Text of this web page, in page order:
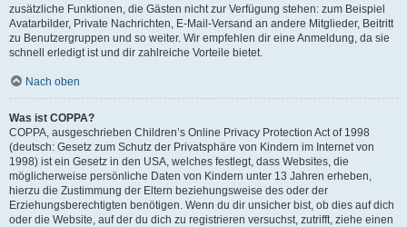
zusätzliche Funktionen, die Gästen nicht zur Verfügung stehen: zum Beispiel
Avatarbilder, Private Nachrichten, E-Mail-Versand an andere Mitglieder, Beitritt
zu Benutzergruppen und so weiter. Wir empfehlen dir eine Anmeldung, da sie
schnell erledigt ist und dir zahlreiche Vorteile bietet.
Nach oben
Was ist COPPA?
COPPA, ausgeschrieben Children’s Online Privacy Protection Act of 1998
(deutsch: Gesetz zum Schutz der Privatsphäre von Kindern im Internet von
1998) ist ein Gesetz in den USA, welches festlegt, dass Websites, die
möglicherweise persönliche Daten von Kindern unter 13 Jahren erheben,
hierzu die Zustimmung der Eltern beziehungsweise des oder der
Erziehungsberechtigten benötigen. Wenn du dir unsicher bist, ob dies auf dich
oder die Website, auf der du dich zu registrieren versuchst, zutrifft, ziehe einen